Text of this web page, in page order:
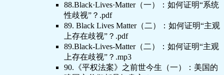
88.Black·Lives·Matter（一）：如何证明“系统
性歧视”？.pdf
89. Black Lives Matter（二）：如何证明“主观
上存在歧视”？.pdf
89.Black-Lives-Matter（二）：如何证明“主观
上存在歧视”？.mp3
90.《平权法案》之前世今生（一）：美国的